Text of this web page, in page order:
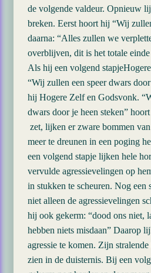
de volgende valdeur. Opnieuw
breken. Eerst hoort hij “Wij
daarna: “Alles zullen we
overblijven, dit is het totale
Als hij een volgend
“Wij zullen een speer dwars
hij Hogere Zelf en Godsvonk.
dwars door je heen steken”
zet, lijken er zware bommen
meer te dreunen in een poging
een volgend stapje lijken hele
vervulde agressievelingen op
in stukken te scheuren. Nog een
niet alleen de agressievelingen
hij ook gekerm: “dood ons niet,
hebben niets misdaan” Daarop
agressie te komen. Zijn
zien in de duisternis. Bij een